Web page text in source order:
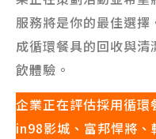
服務將是你的最佳選
成循環餐具的回收與
飲體驗。
企業正在評估採用循
in98影城、富邦悍將